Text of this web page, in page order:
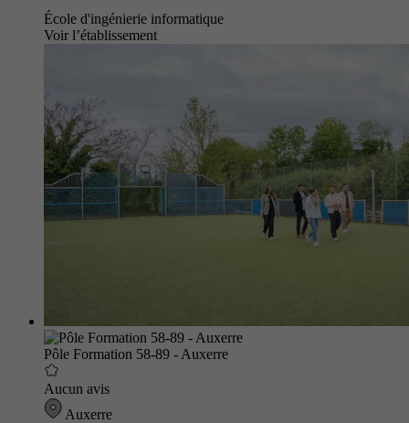
École d'ingénierie informatique
Voir l’établissement
Pôle Formation 58-89 - Auxerre
Aucun avis
Auxerre